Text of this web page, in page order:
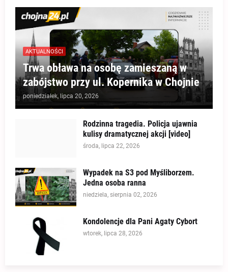
AKTUALNOŚCI
Trwa obława na osobę zamieszaną w
zabójstwo przy ul. Kopernika w Chojnie
poniedziałek, lipca 20, 2026
Rodzinna tragedia. Policja ujawnia
kulisy dramatycznej akcji [video]
środa, lipca 22, 2026
Wypadek na S3 pod Myśliborzem.
Jedna osoba ranna
niedziela, sierpnia 02, 2026
Kondolencje dla Pani Agaty Cybort
wtorek, lipca 28, 2026